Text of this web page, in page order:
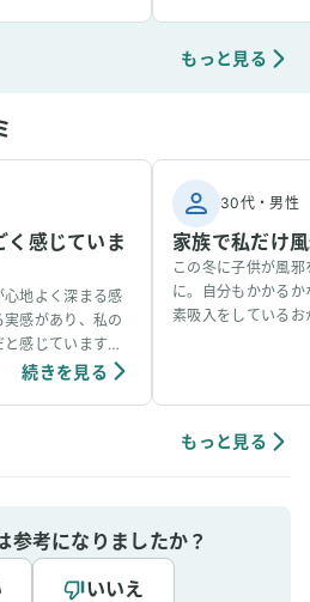
もっと見る
く感じていま
地よく深まる感
感があり、私の
感じています。
吸入中は、脳波が
続きを見る
30代・男性
家族で私だけ
この冬に子供が風
に。自分もかかる
素吸入をしている
もっと見る
参考になりましたか？
いいえ